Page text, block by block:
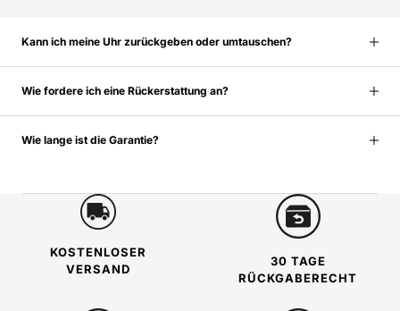
Kann ich meine Uhr zurückgeben oder umtauschen?
Wie fordere ich eine Rückerstattung an?
Wie lange ist die Garantie?
KOSTENLOSER
VERSAND
30 TAGE
RÜCKGABERECHT